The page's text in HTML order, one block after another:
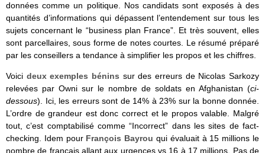
données comme un politique. Nos candidats sont exposés à des
quantités d’informations qui dépassent l’entendement sur tous les
sujets concernant le “business plan France”. Et très souvent, elles
sont parcellaires, sous forme de notes courtes. Le résumé préparé
par les conseillers a tendance à simplifier les propos et les chiffres.
Voici deux exemples bénins sur des erreurs de Nicolas Sarkozy
relevées par Owni sur le nombre de soldats en Afghanistan (ci-
dessous). Ici, les erreurs sont de 14% à 23% sur la bonne donnée.
L’ordre de grandeur est donc correct et le propos valable. Malgré
tout, c’est comptabilisé comme “Incorrect” dans les sites de fact-
checking. Idem pour François Bayrou qui évaluait à 15 millions le
nombre de français allant aux urgences vs 16 à 17 millions. Pas de